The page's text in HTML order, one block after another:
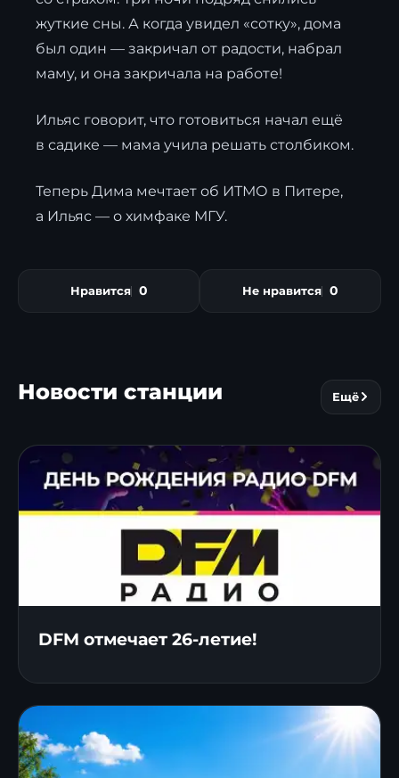
жуткие сны. А когда увидел «сотку», дома
был один — закричал от радости, набрал
маму, и она закричала на работе!
Ильяс говорит, что готовиться начал ещё
в садике — мама учила решать столбиком.
Теперь Дима мечтает об ИТМО в Питере,
а Ильяс — о химфаке МГУ.
Нравится 0 Не нравится 0
Новости станции Ещё
DFM отмечает 26-летие!